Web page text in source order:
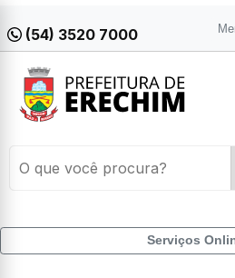
(54) 3520 7000
Serviços